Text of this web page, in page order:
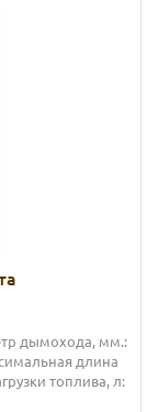
дымохода, мм.:
длина
топлива, л: